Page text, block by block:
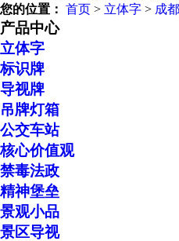
您的位置： 首页 > 立体字 > 成
产品中心
立体字
标识牌
导视牌
吊牌灯箱
公交车站
核心价值观
禁毒法政
精神堡垒
景观小品
景区导视